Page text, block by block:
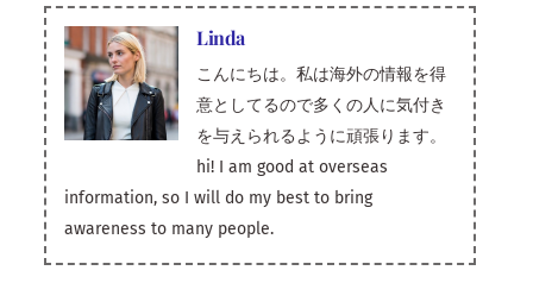
Linda
こんにちは。私は海外の情報を得
意としてるので多くの人に気付き
を与えられるように頑張ります。
hi! I am good at overseas
information, so I will do my best to bring
awareness to many people.